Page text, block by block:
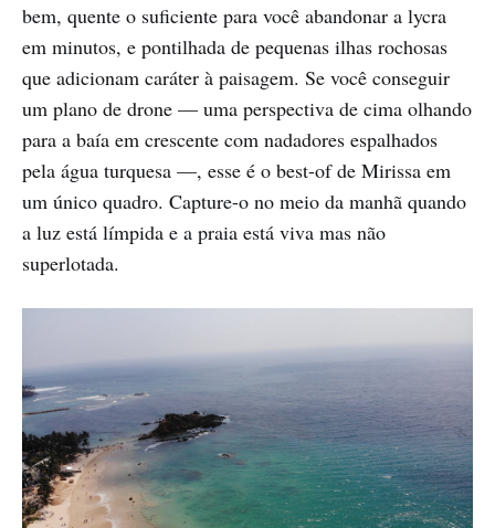
bem, quente o suficiente para você abandonar a lycra
em minutos, e pontilhada de pequenas ilhas rochosas
que adicionam caráter à paisagem. Se você conseguir
um plano de drone — uma perspectiva de cima olhando
para a baía em crescente com nadadores espalhados
pela água turquesa —, esse é o best-of de Mirissa em
um único quadro. Capture-o no meio da manhã quando
a luz está límpida e a praia está viva mas não
superlotada.